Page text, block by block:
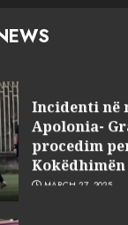
pasuri të
Incidenti në
Apolonia-
procedim
Kokëdhimën